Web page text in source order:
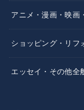
アニメ・漫画・映画
ショッピング・リフ
エッセイ・その他全